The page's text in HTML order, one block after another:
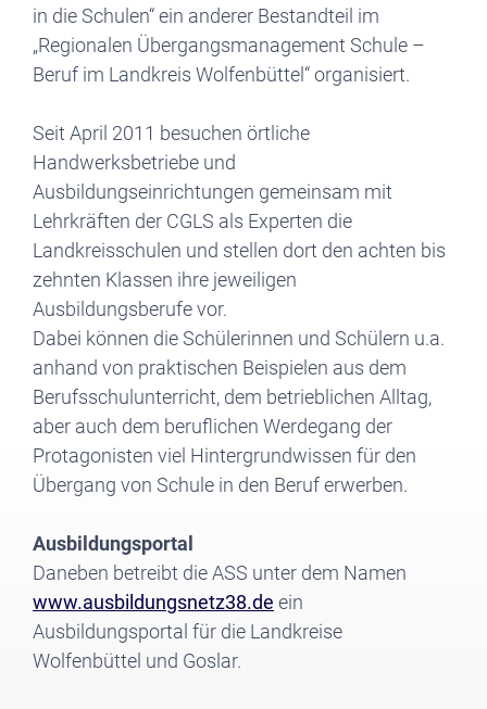
in die Schulen“ ein anderer Bestandteil im
„Regionalen Übergangsmanagement Schule –
Beruf im Landkreis Wolfenbüttel“ organisiert.
Seit April 2011 besuchen örtliche
Handwerksbetriebe und
Ausbildungseinrichtungen gemeinsam mit
Lehrkräften der CGLS als Experten die
Landkreisschulen und stellen dort den achten bis
zehnten Klassen ihre jeweiligen
Ausbildungsberufe vor.
Dabei können die Schülerinnen und Schülern u.a.
anhand von praktischen Beispielen aus dem
Berufsschulunterricht, dem betrieblichen Alltag,
aber auch dem beruflichen Werdegang der
Protagonisten viel Hintergrundwissen für den
Übergang von Schule in den Beruf erwerben.
Ausbildungsportal
Daneben betreibt die ASS unter dem Namen
www.ausbildungsnetz38.de ein
Ausbildungsportal für die Landkreise
Wolfenbüttel und Goslar.